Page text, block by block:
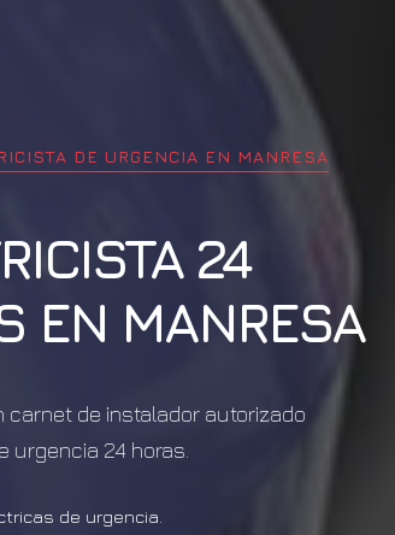
DE URGENCIA EN MANRESA
24
EN MANRESA
carnet de instalador autorizado
urgencia 24 horas.
de urgencia.